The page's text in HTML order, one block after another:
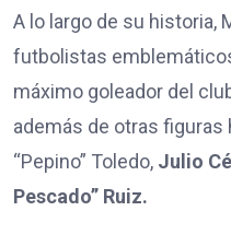
A lo largo de su historia,
futbolistas
máximo goleador del
además de otras
“Pepino” Toledo, Julio
Pescado” Ruiz.